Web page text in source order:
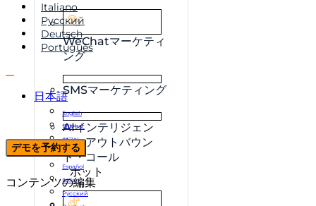
WeChatマーケティ
ング
SMSマーケティング
AIインテリジェン
ト・アウトバウン
ド・コール
ホット
Italiano
Русский
Deutsch
Português
日本語
English
简体中文
한국어
Français
Español
Italiano
Русский
デモを予約する
コンテンツの編集